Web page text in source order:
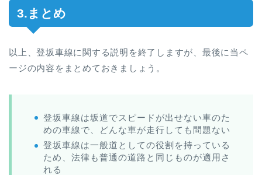
3.まとめ
以上、登坂車線に関する説明を終了しますが、最後に当ペ
ージの内容をまとめておきましょう。
登坂車線は坂道でスピードが出せない車のた
めの車線で、どんな車が走行しても問題ない
登坂車線は一般道としての役割を持っている
ため、法律も普通の道路と同じものが適用さ
れる